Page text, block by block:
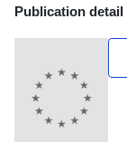
Publication
Publication detail